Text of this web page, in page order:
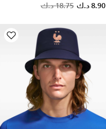
18.75 د.ك 8.90 د.ك